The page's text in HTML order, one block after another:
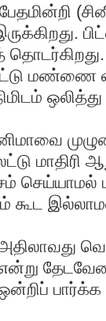
மண்ணை
மாதிரி
செய்யாமல்
அதிலாவது
என்று
பார்க்க